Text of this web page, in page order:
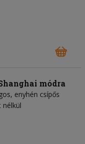
módra
enyhén csípős
nélkül